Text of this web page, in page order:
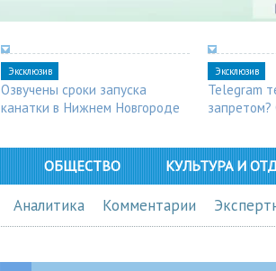
Эксклюзив
Озвучены сроки запуска
канатки в Нижнем Новгороде
Эксклюзив
Telegram
ОБЩЕСТВО КУЛЬТУРА И
Аналитика Комментарии